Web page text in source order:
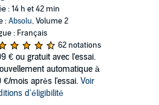
: 14 h et 42 min
:Absolu, Volume 2
: Français
62 notations
€ ou gratuit avec l'essai.
automatique à
€/mois après l'essai. Voir
d'éligibilité